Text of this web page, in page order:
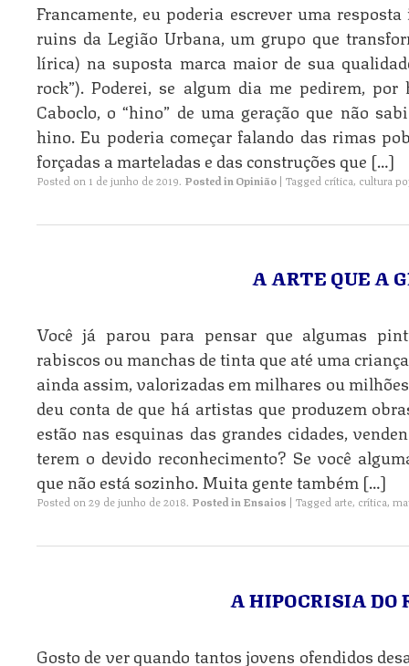
Francamente, eu poderia escrever uma
ruins da Legião Urbana, um grupo que
lírica) na suposta marca maior de sua
rock”). Poderei, se algum dia me pedirem,
Caboclo, o “hino” de uma geração que não
hino. Eu poderia começar falando das rimas
forçadas a marteladas e das construções que […]
Posted on 1 de junho de 2019. Posted in Opinião | Tagged crítica, cultura
A ARTE QUE A
Você já parou para pensar que algumas
rabiscos ou manchas de tinta que até uma
ainda assim, valorizadas em milhares ou
deu conta de que há artistas que produzem
estão nas esquinas das grandes cidades,
terem o devido reconhecimento? Se você
que não está sozinho. Muita gente também […]
Posted on29 de junho de 2018. Posted inEnsaios | Tagged arte, crítica,
A HIPOCRISIA
Gosto de ver quando tantos jovens ofendidos